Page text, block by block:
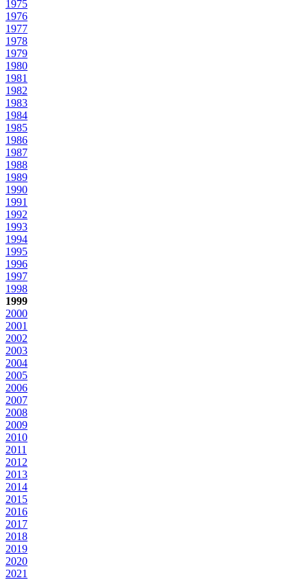
1975
1976
1977
1978
1979
1980
1981
1982
1983
1984
1985
1986
1987
1988
1989
1990
1991
1992
1993
1994
1995
1996
1997
1998
1999
2000
2001
2002
2003
2004
2005
2006
2007
2008
2009
2010
2011
2012
2013
2014
2015
2016
2017
2018
2019
2020
2021